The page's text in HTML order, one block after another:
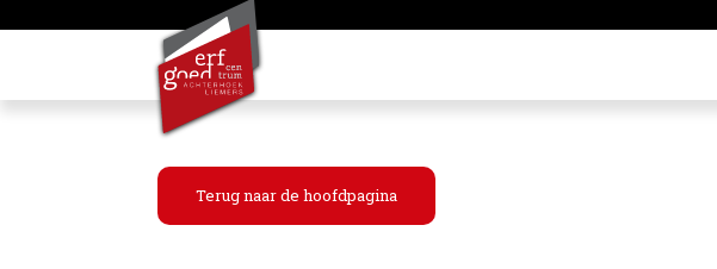
Terug naar de hoofdpagina